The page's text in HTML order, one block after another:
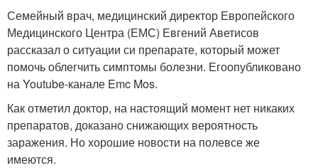
Семейный врач, медицинский директор Европейского
Медицинского Центра (ЕМС) Евгений Аветисов
рассказал о ситуации си препарате, который может
помочь облегчить симптомы болезни. Егоопубликовано
на Youtube-канале Emc Mos.
Как отметил доктор, на настоящий момент нет никаких
препаратов, доказано снижающих вероятность
заражения. Но хорошие новости на полевсе же
имеются.